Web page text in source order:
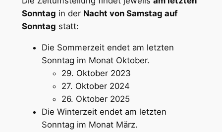
Sonntag in der Nacht von Samstag auf
Sonntag statt:
Die Sommerzeit endet am letzten
Sonntag im Monat Oktober.
29. Oktober 2023
27. Oktober 2024
26. Oktober 2025
Die Winterzeit endet am letzten
Sonntag im Monat März.